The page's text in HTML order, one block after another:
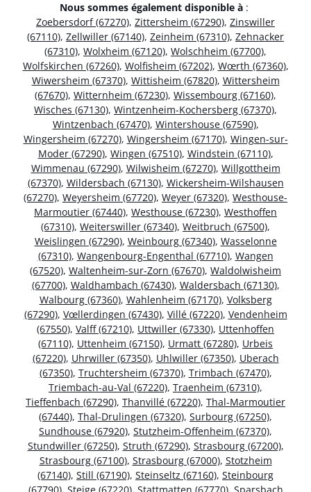
Nous sommes également disponible à :
Zoebersdorf (67270), Zittersheim (67290), Zinswiller
(67110), Zellwiller (67140), Zeinheim (67310), Zehnacker
(67310), Wolxheim (67120), Wolschheim (67700),
Wolfskirchen (67260), Wolfisheim (67202), Wœrth (67360),
Wiwersheim (67370), Wittisheim (67820), Wittersheim
(67670), Witternheim (67230), Wissembourg (67160),
Wisches (67130), Wintzenheim-Kochersberg (67370),
Wintzenbach (67470), Wintershouse (67590),
Wingersheim (67270), Wingersheim (67170), Wingen-sur-
Moder (67290), Wingen (67510), Windstein (67110),
Wimmenau (67290), Wilwisheim (67270), Willgottheim
(67370), Wildersbach (67130), Wickersheim-Wilshausen
(67270), Weyersheim (67720), Weyer (67320), Westhouse-
Marmoutier (67440), Westhouse (67230), Westhoffen
(67310), Weiterswiller (67340), Weitbruch (67500),
Weislingen (67290), Weinbourg (67340), Wasselonne
(67310), Wangenbourg-Engenthal (67710), Wangen
(67520), Waltenheim-sur-Zorn (67670), Waldolwisheim
(67700), Waldhambach (67430), Waldersbach (67130),
Walbourg (67360), Wahlenheim (67170), Volksberg
(67290), Vœllerdingen (67430), Villé (67220), Vendenheim
(67550), Valff (67210), Uttwiller (67330), Uttenhoffen
(67110), Uttenheim (67150), Urmatt (67280), Urbeis
(67220), Uhrwiller (67350), Uhlwiller (67350), Uberach
(67350), Truchtersheim (67370), Trimbach (67470),
Triembach-au-Val (67220), Traenheim (67310),
Tieffenbach (67290), Thanvillé (67220), Thal-Marmoutier
(67440), Thal-Drulingen (67320), Surbourg (67250),
Sundhouse (67920), Stutzheim-Offenheim (67370),
Stundwiller (67250), Struth (67290), Strasbourg (67200),
Strasbourg (67100), Strasbourg (67000), Stotzheim
(67140), Still (67190), Steinseltz (67160), Steinbourg